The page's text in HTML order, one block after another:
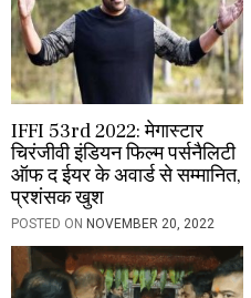
IFFI 53rd 2022: मेगास्टार
चिरंजीवी इंडियन फिल्म पर्सनैलिटी
ऑफ द ईयर के अवार्ड से सम्मानित,
प्रशंसक खुश
POSTED ON NOVEMBER 20, 2022